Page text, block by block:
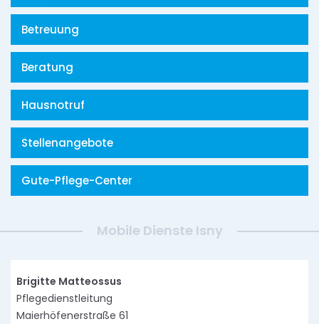
Betreuung
Beratung
Hausnotruf
Stellenangebote
Gute-Pflege-Center
Mobile Dienste Isny
Brigitte Matteossus
Pflegedienstleitung
Maierhöfenerstraße 61